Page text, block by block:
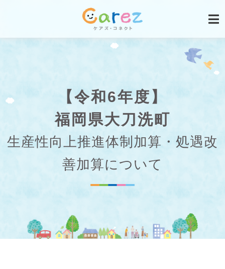
【令和6年度】
福岡県大刀洗町
生産性向上推進体制加算・処遇改
善加算について